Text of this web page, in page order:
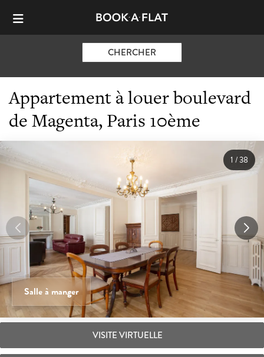
CHERCHER
Appartement à louer boulevard
de Magenta, Paris 10ème
Salle à manger
1/38
VISITE VIRTUELLE